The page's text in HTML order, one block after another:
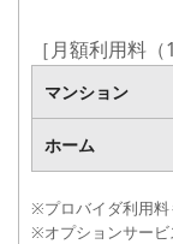
［月額利用料（
マンション
ホーム
※プロバイダ利用料
※オプションサービ
マンション
ホーム